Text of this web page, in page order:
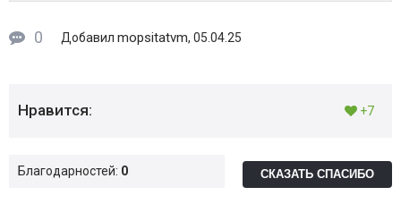
0 Добавил mopsitatvm, 05.04.25
Нравится: +7
Благодарностей: 0 СКАЗАТЬ СПАСИБО